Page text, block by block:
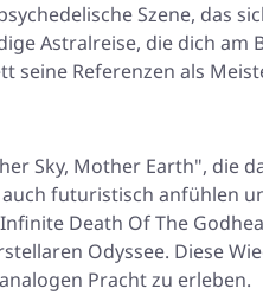
Szene, das
Astralreise, die dich
Referenzen als
Sky, Mother Earth", die
futuristisch anfühlen
Death Of The
Odyssee. Diese
Pracht zu erleben.